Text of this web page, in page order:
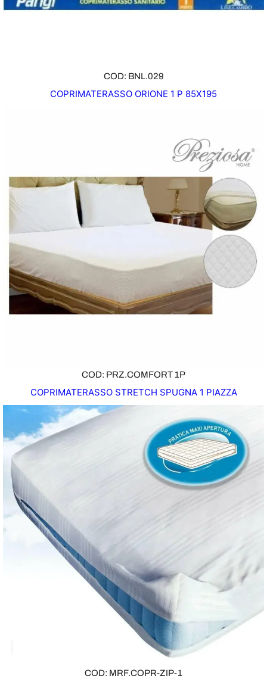
COD: BNL.029
COPRIMATERASSO ORIONE 1 P 85X195
COD: PRZ.COMFORT 1P
COPRIMATERASSO STRETCH SPUGNA 1 PIAZZA
COD: MRF.COPR-ZIP-1